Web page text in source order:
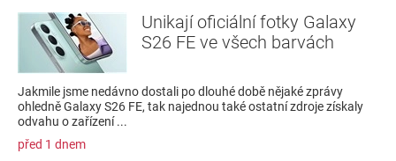
Unikají oficiální fotky Galaxy
S26 FE ve všech barvách
Jakmile jsme nedávno dostali po dlouhé době nějaké zprávy
ohledně Galaxy S26 FE, tak najednou také ostatní zdroje získaly
odvahu o zařízení ...
před 1 dnem